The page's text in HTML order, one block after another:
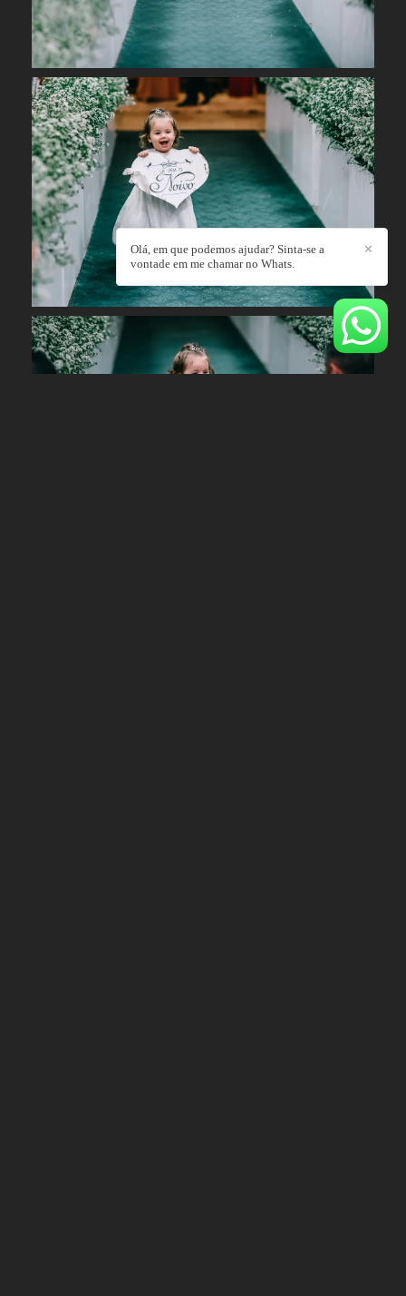
✕
Olá, em que podemos ajudar? Sinta-se a
vontade em me chamar no Whats.